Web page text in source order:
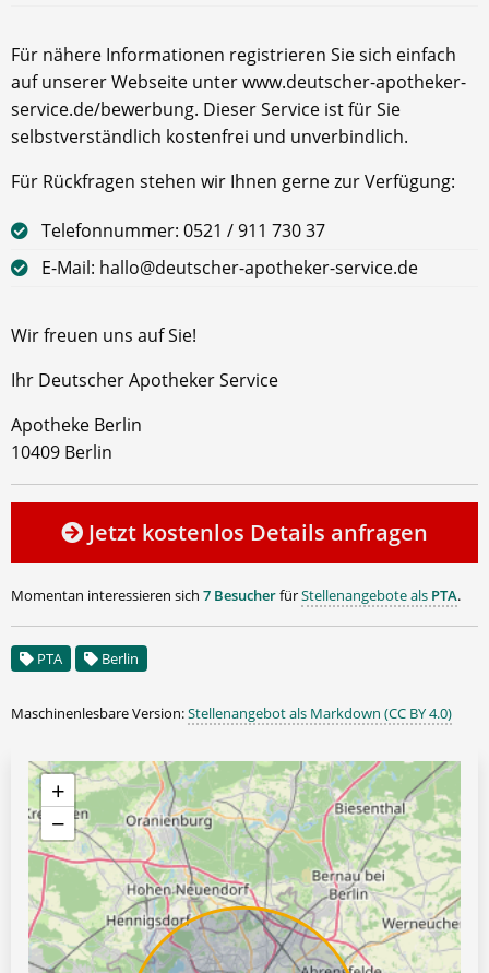
Für nähere Informationen registrieren Sie sich einfach
auf unserer Webseite unter www.deutscher-apotheker-
service.de/bewerbung. Dieser Service ist für Sie
selbstverständlich kostenfrei und unverbindlich.
Für Rückfragen stehen wir Ihnen gerne zur Verfügung:
Telefonnummer: 0521 / 911 730 37
E-Mail: hallo@deutscher-apotheker-service.de
Wir freuen uns auf Sie!
Ihr Deutscher Apotheker Service
Apotheke Berlin
10409 Berlin
Jetzt kostenlos Details anfragen
Momentan interessieren sich 7 BesucherfürStellenangebote als PTA.
PTA Berlin
Maschinenlesbare Version:Stellenangebot als Markdown (CC BY 4.0)
+
−